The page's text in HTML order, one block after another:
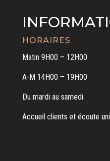
HORAIRES
Matin 9H00 – 12H00
A-M 14H00 – 19H00
Du mardi au samedi
Accueil clients et écoute